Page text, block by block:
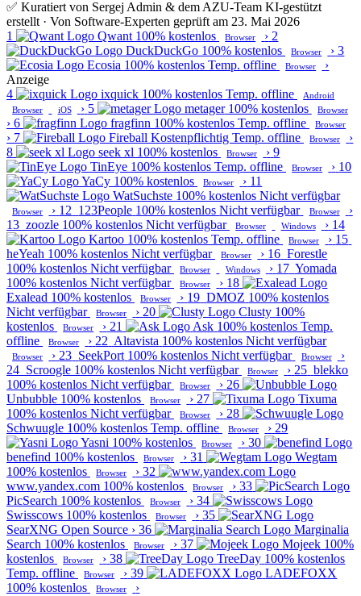
✅ Kuratiert von Sergej Admin & dem AZU-Team KI-gestützt
erstellt · Von Software-Experten geprüft am 23. Mai 2026
1
Qwant 100% kostenlos Browser › 2
DuckDuckGo 100% kostenlos Browser › 3
Ecosia 100% kostenlos Temp. offline Browser
›
Anzeige
4
ixquick 100% kostenlos Temp. offline
Android
Browser
iOS › 5 metager 100% kostenlos Browser
› 6 fragfinn 100% kostenlos Temp. offline Browser
› 7 Fireball Kostenpflichtig Temp. offline Browser
›
8
seek xl 100% kostenlos Browser › 9
TinEye 100% kostenlos Temp. offline Browser › 10
YaCy 100% kostenlos Browser › 11
WatSuchste 100% kostenlos Nicht verfügbar
Browser › 12 123People 100% kostenlosNicht verfügbar Browser
›
13 zoozle 100% kostenlos Nicht verfügbar Browser Windows › 14
Kartoo 100% kostenlos Temp. offline Browser › 15
heYeah 100% kostenlos Nicht verfügbar Browser › 16 Forestle
100% kostenlos Nicht verfügbar Browser Windows › 17 Yomada
100% kostenlos Nicht verfügbar Browser › 18
Exalead 100% kostenlos Browser › 19 DMOZ 100% kostenlos
Nicht verfügbar
Browser › 20 Clusty 100%
kostenlos
Browser › 21 Ask 100% kostenlosTemp.
offline
Browser › 22 Altavista 100% kostenlosNicht verfügbar
Browser › 23 SeekPort 100% kostenlosNicht verfügbar Browser
›
24 Scroogle 100% kostenlos Nicht verfügbar Browser › 25 blekko
100% kostenlos Nicht verfügbar Browser › 26
Unbubble 100% kostenlos Browser › 27
Tixuma
100% kostenlos Nicht verfügbar Browser › 28
Schwuugle 100% kostenlos Temp. offline Browser › 29
Yasni 100% kostenlos Browser › 30
benefind 100% kostenlos Browser › 31
Wegtam
100% kostenlos
Browser › 32
www.yandex.com 100% kostenlos Browser › 33
PicSearch 100% kostenlos Browser › 34
Swisscows 100% kostenlos Browser › 35
SearXNG Open Source › 36
Marginalia
Search 100% kostenlos Browser › 37 Mojeek 100%
kostenlos
Browser › 38 TreeDay 100% kostenlos
Temp. offline
Browser › 39
LADEFOXX
100% kostenlos
Browser ›